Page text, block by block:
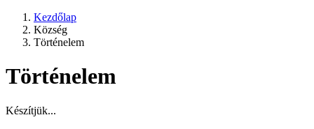
Kezdőlap
Község
Történelem
Történelem
Készítjük...